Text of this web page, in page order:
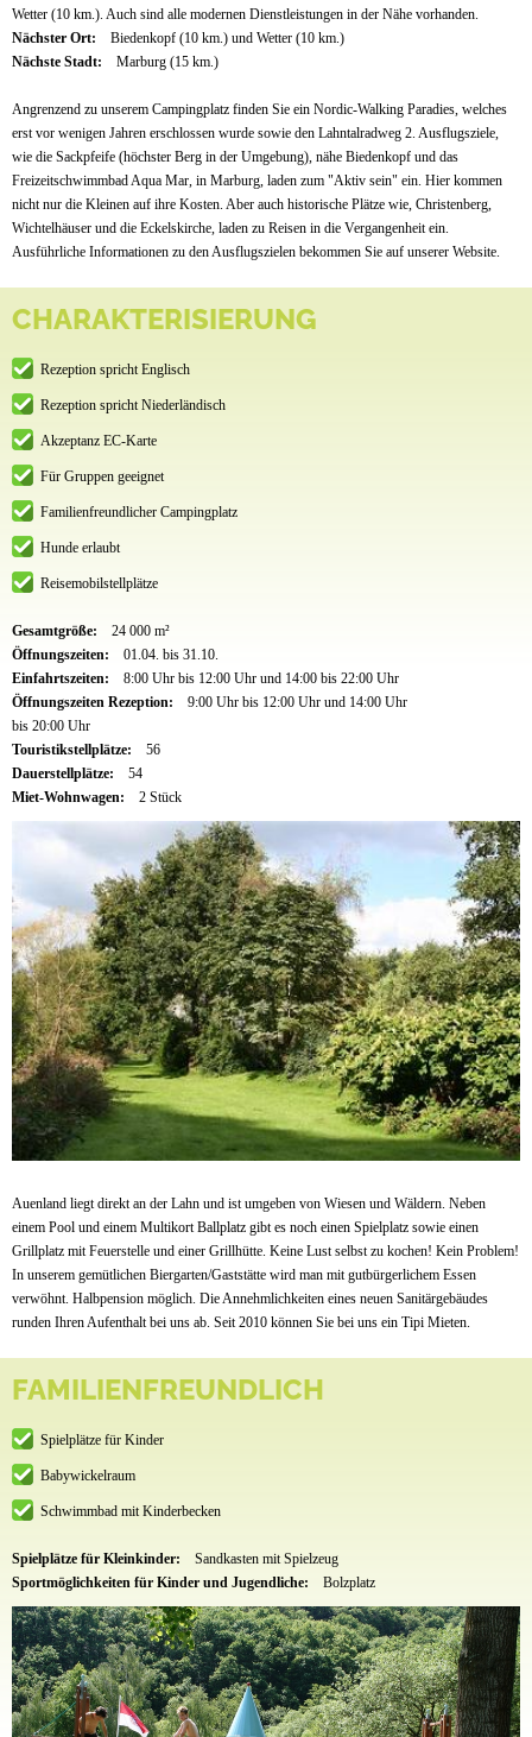
Wetter (10 km.). Auch sind alle modernen Dienstleistungen in der Nähe vorhanden.
Nächster Ort:
Biedenkopf (10 km.) und Wetter (10 km.)
Nächste Stadt:
Marburg (15 km.)
Angrenzend zu unserem Campingplatz finden Sie ein Nordic-Walking Paradies, welches
erst vor wenigen Jahren erschlossen wurde sowie den Lahntalradweg 2. Ausflugsziele,
wie die Sackpfeife (höchster Berg in der Umgebung), nähe Biedenkopf und das
Freizeitschwimmbad Aqua Mar, in Marburg, laden zum "Aktiv sein" ein. Hier kommen
nicht nur die Kleinen auf ihre Kosten. Aber auch historische Plätze wie, Christenberg,
Wichtelhäuser und die Eckelskirche, laden zu Reisen in die Vergangenheit ein.
Ausführliche Informationen zu den Ausflugszielen bekommen Sie auf unserer Website.
CHARAKTERISIERUNG
Rezeption spricht Englisch
Rezeption spricht Niederländisch
Akzeptanz EC-Karte
Für Gruppen geeignet
Familienfreundlicher Campingplatz
Hunde erlaubt
Reisemobilstellplätze
Gesamtgröße:
24 000 m²
Öffnungszeiten:
01.04. bis 31.10.
Einfahrtszeiten:
8:00 Uhr bis 12:00 Uhr und 14:00 bis 22:00 Uhr
Öffnungszeiten Rezeption:
9:00 Uhr bis 12:00 Uhr und 14:00 Uhr
bis 20:00 Uhr
Touristikstellplätze:
56
Dauerstellplätze:
54
Miet-Wohnwagen:
2 Stück
Auenland liegt direkt an der Lahn und ist umgeben von Wiesen und Wäldern. Neben
einem Pool und einem Multikort Ballplatz gibt es noch einen Spielplatz sowie einen
Grillplatz mit Feuerstelle und einer Grillhütte. Keine Lust selbst zu kochen! Kein Problem!
In unserem gemütlichen Biergarten/Gaststätte wird man mit gutbürgerlichem Essen
verwöhnt. Halbpension möglich. Die Annehmlichkeiten eines neuen Sanitärgebäudes
runden Ihren Aufenthalt bei uns ab. Seit 2010 können Sie bei uns ein Tipi Mieten.
FAMILIENFREUNDLICH
Spielplätze für Kinder
Babywickelraum
Schwimmbad mit Kinderbecken
Spielplätze für Kleinkinder:
Sandkasten mit Spielzeug
Sportmöglichkeiten für Kinder und Jugendliche:
Bolzplatz